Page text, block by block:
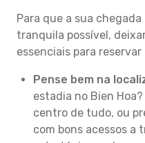
Para que a sua
tranquila possível,
essenciais para
Pense bem na
estadia no Bien
centro de tudo, ou
com bons acessos a